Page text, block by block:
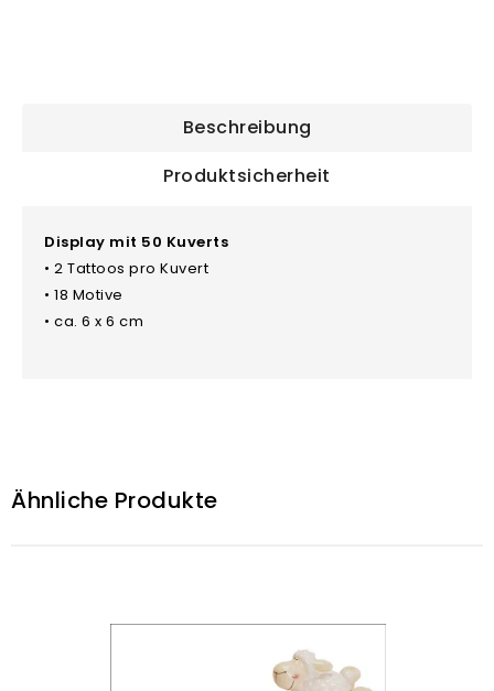
Beschreibung
Produktsicherheit
Display mit 50 Kuverts
• 2 Tattoos pro Kuvert
• 18 Motive
• ca. 6 x 6 cm
Ähnliche Produkte